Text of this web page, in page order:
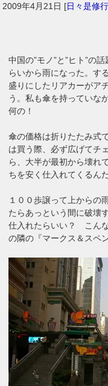
2009年4月21日 [日々是修
中国の”モノ”と”ヒト”の
らいから雨になった。す
盛りにしたリアカーがア
う。私も傘を持っていな
何の！
傘の価格は折りたたみ式
は買う際、必ず広げてチ
ら、大半が最初から壊れ
ちを安く仕入れてくるん
１００歩譲って上からの
たらあっという間に破壊
仕入れたらいい？ こん
の隣の『マークス＆スペ